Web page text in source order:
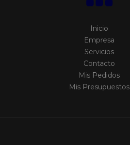
Inicio
Empresa
Servicios
Contacto
Mis Pedidos
Mis Presupuestos